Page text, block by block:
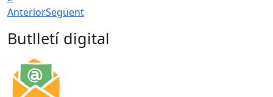
AnteriorSegüent
Butlletí digital